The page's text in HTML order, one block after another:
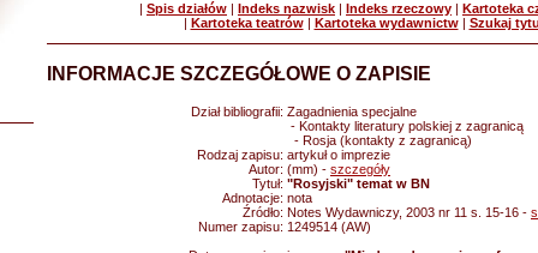
| Spis działów | Indeks nazwisk | Indeks rzeczowy | Kartoteka
| Kartoteka teatrów| Kartoteka wydawnictw| Szukaj
INFORMACJE SZCZEGÓŁOWE O ZAPISIE
Dział bibliografii: Zagadnienia specjalne
- Kontakty literatury polskiej z zagranicą
- Rosja (kontakty z zagranicą)
Rodzaj zapisu: artykuł o imprezie
Autor: (mm) - szczegóły
Tytuł: "Rosyjski" temat w BN
Adnotacje: nota
Źródło: Notes Wydawniczy, 2003 nr 11 s. 15-16 -
Numer zapisu: 1249514 (AW)